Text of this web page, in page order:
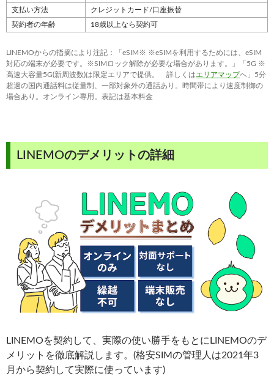
支払い方法
クレジットカード/口座振替
契約者の年齢
18歳以上なら契約可
LINEMOからの指摘により注記：「eSIM※ ※eSIMを利用するためには、eSIM
対応の端末が必要です。※SIMロック解除が必要な場合があります。」「5G ※
高速大容量5G(新周波数)は限定エリアで提供。 詳しくはエリアマップへ」5分
超過の国内通話料は従量制、一部対象外の通話あり。時間帯により速度制御の
場合あり。オンライン専用。表記は基本料金
LINEMOのデメリットの詳細
LINEMOを契約して、実際の使い勝手をもとにLINEMOのデ
メリットを徹底解説します。(格安SIMの管理人は2021年3
月から契約して実際に使っています)